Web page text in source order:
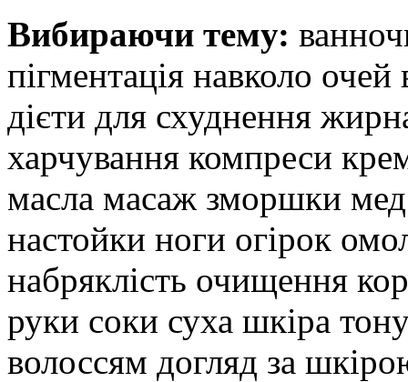
Вибираючи тему:
пігментація навколо
дієти для схуднення
харчування компреси
масла масаж зморшки мед
настойки ноги огірок
набряклість очищення
руки соки суха шкіра
волоссям догляд за